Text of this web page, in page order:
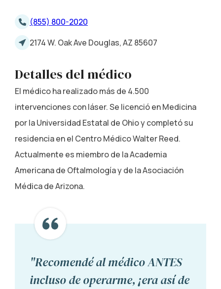
(855) 800-2020
2174 W. Oak Ave Douglas, AZ 85607
Detalles del médico
El médico ha realizado más de 4.500
intervenciones con láser. Se licenció en Medicina
por la Universidad Estatal de Ohio y completó su
residencia en el Centro Médico Walter Reed.
Actualmente es miembro de la Academia
Americana de Oftalmología y de la Asociación
Médica de Arizona.
"Recomendé al médico ANTES
incluso de operarme, ¡era así de